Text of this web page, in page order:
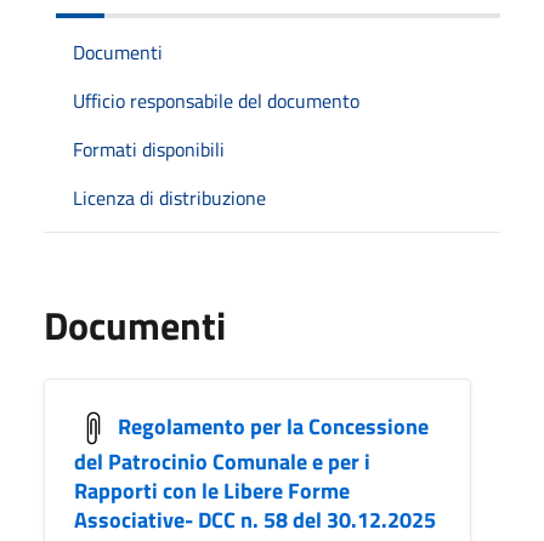
Documenti
Ufficio responsabile del documento
Formati disponibili
Licenza di distribuzione
Documenti
Regolamento per la Concessione
del Patrocinio Comunale e per i
Rapporti con le Libere Forme
Associative- DCC n. 58 del 30.12.2025